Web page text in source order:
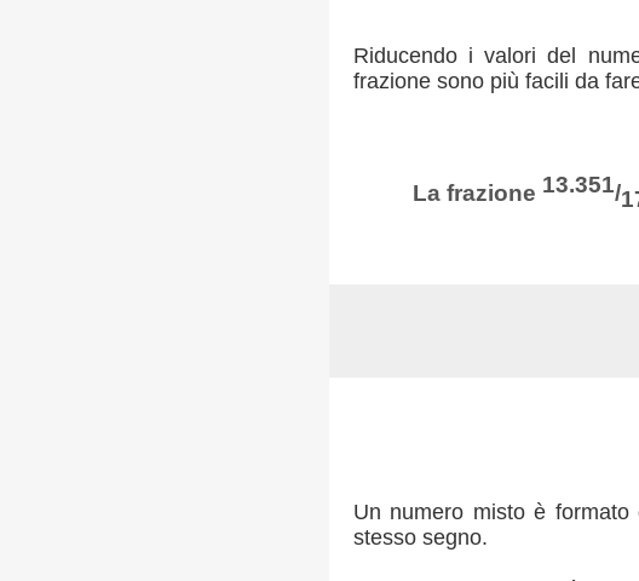
Riducendo i valori del
frazione sono più facili da
La frazione 13.351/
Un numero misto è
stesso segno.